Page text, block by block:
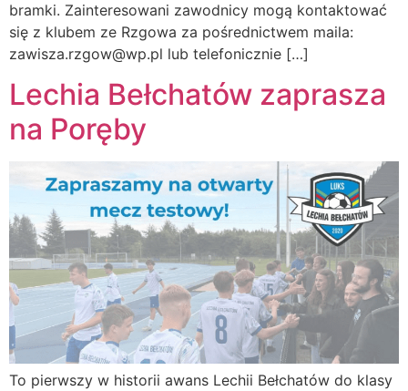
bramki. Zainteresowani zawodnicy mogą kontaktować
się z klubem ze Rzgowa za pośrednictwem maila:
zawisza.rzgow@wp.pl lub telefonicznie […]
Lechia Bełchatów zaprasza
na Poręby
To pierwszy w historii awans Lechii Bełchatów do klasy